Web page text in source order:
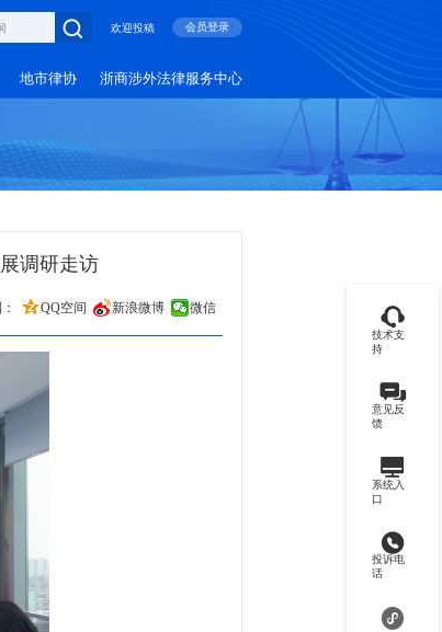
欢迎投稿 会员登录
地市律协 浙商涉外法律服务中心
调研走访
QQ空间 新浪微博 微信
技术支
持
意见反
馈
系统入
口
投诉电
话